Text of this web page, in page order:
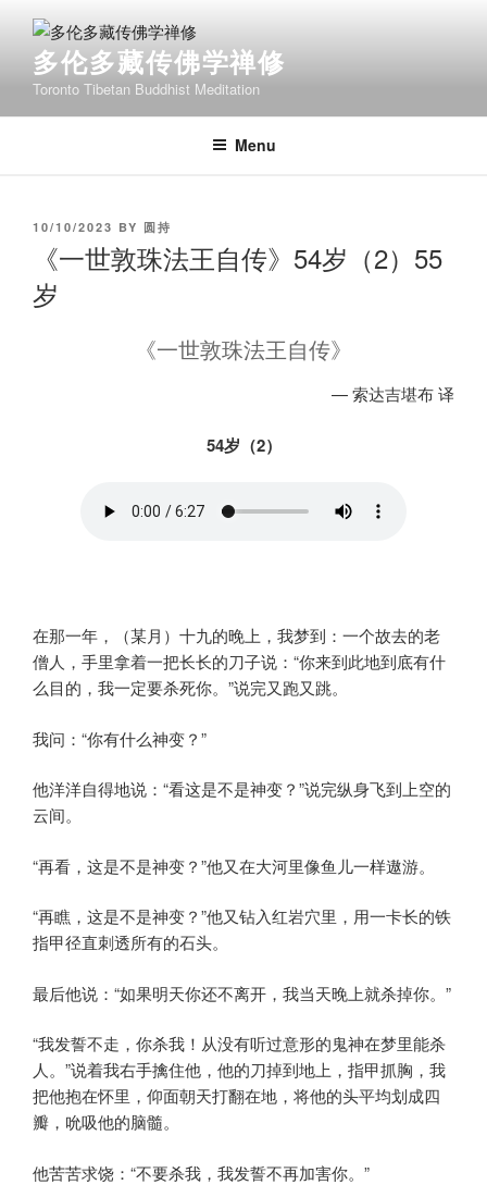
content多伦多藏传佛学禅修
Toronto Tibetan Buddhist Meditation
Menu
POSTED
ON
10/10/2023 BY 圆持
《一世敦珠法王自传》54岁（2）55
岁
《一世敦珠法王自传》
— 索达吉堪布 译
54岁（2）
在那一年，（某月）十九的晚上，我梦到：一个故去的老
僧人，手里拿着一把长长的刀子说：“你来到此地到底有什
么目的，我一定要杀死你。”说完又跑又跳。
我问：“你有什么神变？”
他洋洋自得地说：“看这是不是神变？”说完纵身飞到上空的
云间。
“再看，这是不是神变？”他又在大河里像鱼儿一样遨游。
“再瞧，这是不是神变？”他又钻入红岩穴里，用一卡长的铁
指甲径直刺透所有的石头。
最后他说：“如果明天你还不离开，我当天晚上就杀掉你。”
“我发誓不走，你杀我！从没有听过意形的鬼神在梦里能杀
人。”说着我右手擒住他，他的刀掉到地上，指甲抓胸，我
把他抱在怀里，仰面朝天打翻在地，将他的头平均划成四
瓣，吮吸他的脑髓。
他苦苦求饶：“不要杀我，我发誓不再加害你。”